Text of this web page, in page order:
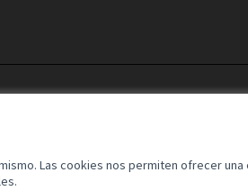
Las cookies nos permiten ofrecer una